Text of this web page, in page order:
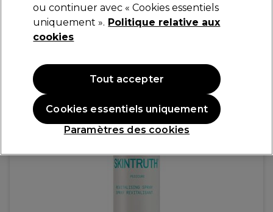
9,10 €
ou continuer avec « Cookies essentiels
uniquement ». Politique relative aux
cookies
Paramètres des cookies
Cookies essentiels uniquement
Tout accepter